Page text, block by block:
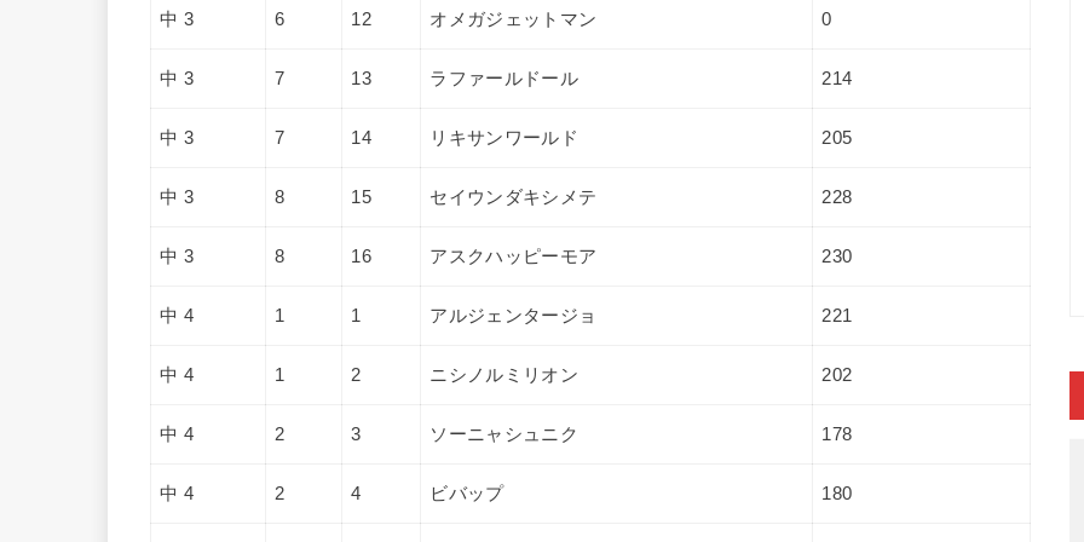
中 3 6 12 オメガジェットマン 0
中 3 7 13 ラファールドール 214
中 3 7 14 リキサンワールド 205
中 3 8 15 セイウンダキシメテ 228
中 3 8 16 アスクハッピーモア 230
中 4 1 1 アルジェンタージョ 221
中 4 1 2 ニシノルミリオン 202
中 4 2 3 ソーニャシュニク 178
中 4 2 4 ビバップ 180